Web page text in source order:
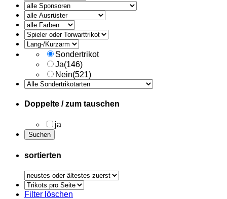
alle
Ausruester
Sondertrikot
Ja(146)
Nein(521)
Doppelte / zum tauschen
ja
sortierten
Trikots
pro
Filter löschen